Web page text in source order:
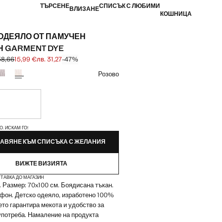
ТЪРСЕНЕВЛИЗАНЕСПИСЪК С ЛЮБИМИ
КОШНИЦА
ОТ ПАМУЧЕН
DYE
цена [29,99 € лв. 58,66]
[15,99 € лв. 31,27]
15,99 €лв. 31,27-47%
Розово
ИСКАМ ГО!
КЪМ СПИСЪКА С ЖЕЛАНИЯ
ВИЖТЕ ВИЗИЯТА
ДО МАГАЗИН
Размер: 70x100 см. Боядисана тъкан.
Детско одеяло, изработено 100%
гарантира мекота и удобство за
Намаление на продукта